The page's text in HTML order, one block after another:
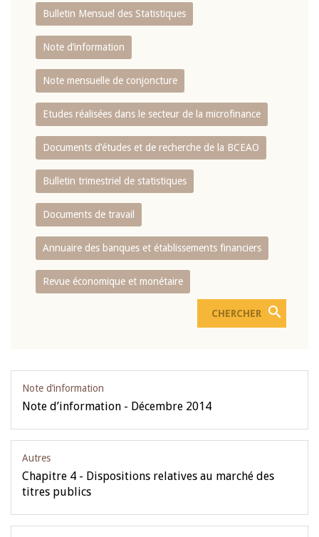
Bulletin Mensuel des Statistiques
Note d’information
Note mensuelle de conjoncture
Etudes réalisées dans le secteur de la microfinance
Documents d’études et de recherche de la BCEAO
Bulletin trimestriel de statistiques
Documents de travail
Annuaire des banques et établissements financiers
Revue économique et monétaire
Note d’information
Note d’information - Décembre 2014
Autres
Chapitre 4 - Dispositions relatives au marché des
titres publics